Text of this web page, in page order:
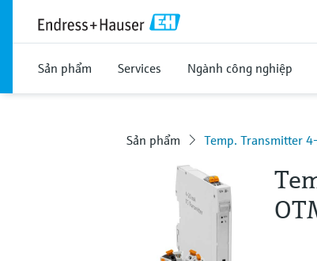
Sản phẩm Services Ngành công nghiệp
Sản phẩm Temp. Transmitter